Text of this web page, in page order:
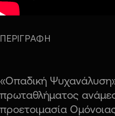
ΠΕΡΙΓΡΑΦΗ
«Οπαδική Ψυχανάλυση»
πρωταθλήματος
προετοιμασία